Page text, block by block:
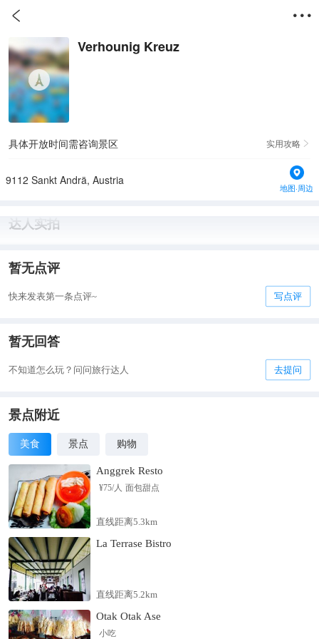
 
Verhounig Kreuz
具体开放时间需咨询景区 实用攻略 
9112 Sankt Andrä, Austria
地图·周边
达人实拍
暂无点评
快来发表第一条点评~ 写点评
暂无回答
不知道怎么玩？问问旅行达人 去提问
景点附近
美食 景点 购物
Anggrek Resto
¥75/人 面包甜点
直线距离5.3km
La Terrase Bistro
直线距离5.2km
Otak Otak Ase
小吃